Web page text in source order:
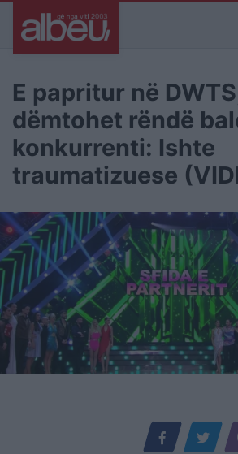
E papritur në
dëmtohet rëndë
konkurrenti: Ishte
traumatizuese